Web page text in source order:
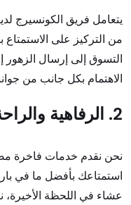
يتعامل فريق الكونسيرج
من التركيز على
التسوق إلى إرسال
الاهتمام بكل جانب من
2. الرفاهية والراحة
نحن نقدم خدمات فاخرة
استمتاعك بأفضل ما في
عشاء في اللحظة